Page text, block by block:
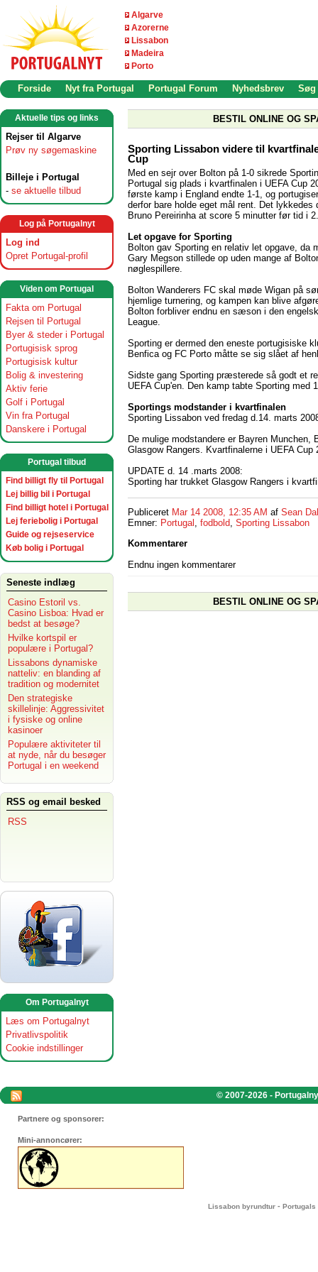
Algarve
Azorerne
Lissabon
Madeira
Porto
Forside Nyt fra Portugal Portugal Forum Nyhedsbrev Søg
Aktuelle tips og links
Rejser til Algarve
Prøv ny søgemaskine
Billeje i Portugal
- se aktuelle tilbud
Log på Portugalnyt
Log ind
Opret Portugal-profil
Viden om Portugal
Fakta om Portugal
Rejsen til Portugal
Byer & steder i Portugal
Portugisisk sprog
Portugisisk kultur
Bolig & investering
Aktiv ferie
Golf i Portugal
Vin fra Portugal
Danskere i Portugal
Portugal tilbud
Find billigt fly til Portugal
Lej billig bil i Portugal
Find billigt hotel i Portugal
Lej feriebolig i Portugal
Guide og rejseservice
Køb bolig i Portugal
Seneste indlæg
Casino Estoril vs.
Casino Lisboa: Hvad er
bedst at besøge?
Hvilke kortspil er
populære i Portugal?
Lissabons dynamiske
natteliv: en blanding af
tradition og modernitet
Den strategiske
skillelinje: Aggressivitet
i fysiske og online
kasinoer
Populære aktiviteter til
at nyde, når du besøger
Portugal i en weekend
RSS og email besked
RSS
Om Portugalnyt
Læs om Portugalnyt
Privatlivspolitik
Cookie indstillinger
BESTIL ONLINE OG
Sporting Lissabon videre til
Cup
Med en sejr over Bolton på 1-0 sikrede
Portugal sig plads i kvartfinalen i UEFA Cup
første kamp i England endte 1-1, og
derfor bare holde eget mål rent. Det lykkedes
Bruno Pereirinha at score 5 minutter før tid i
Let opgave for Sporting
Bolton gav Sporting en relativ let opgave, da
Gary Megson stillede op uden mange af
nøglespillere.
Bolton Wanderers FC skal møde Wigan på
hjemlige turnering, og kampen kan blive
Bolton forbliver endnu en sæson i den
League.
Sporting er dermed den eneste portugisiske
Benfica og FC Porto måtte se sig slået af
Sidste gang Sporting præsterede så godt et
UEFA Cup'en. Den kamp tabte Sporting med
Sportings modstander i kvartfinalen
Sporting Lissabon ved fredag d.14. marts
De mulige modstandere er Bayren
Glasgow Rangers. Kvartfinalerne i UEFA
UPDATE d. 14 .marts 2008:
Sporting har trukket Glasgow Rangers i
Publiceret Mar 14 2008, 12:35 AM af Sean
Emner: Portugal , fodbold, Sporting Lissabon
Kommentarer
Endnu ingen kommentarer
BESTIL ONLINE OG
© 2007-2026 -
Partnere og sponsorer:
Mini-annoncører:
Lissabon byrundtur - Portugals